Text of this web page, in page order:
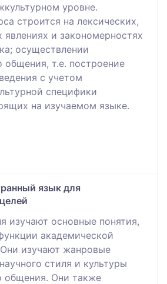
уровне.
строится на лексических,
явлениях и закономерностях
осуществлении
общения, т.е. построение
с учетом
специфики
на изучаемом языке.
язык для
изучают основные понятия,
академической
изучают жанровые
стиля и культуры
общения. Они также